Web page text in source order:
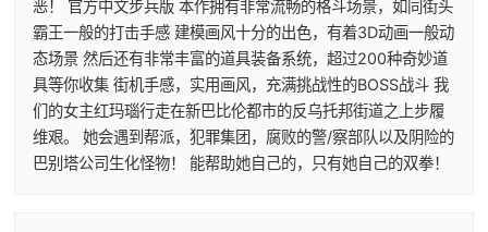
恶！ 官方中文步兵版 本作拥有非常流畅的格斗场景，如同街头
霸王一般的打击手感 建模画风十分的出色，有着3D动画一般动
态场景 然后还有非常丰富的道具装备系统，超过200种奇妙道
具等你收集 街机手感，实用画风，充满挑战性的BOSS战斗 我
们的女主红玛瑙行走在新巴比伦都市的反乌托邦街道之上步履
维艰。 她会遇到帮派，犯罪集团，腐败的警/察部队以及阴险的
巴别塔公司生化怪物！ 能帮助她自己的，只有她自己的双拳！